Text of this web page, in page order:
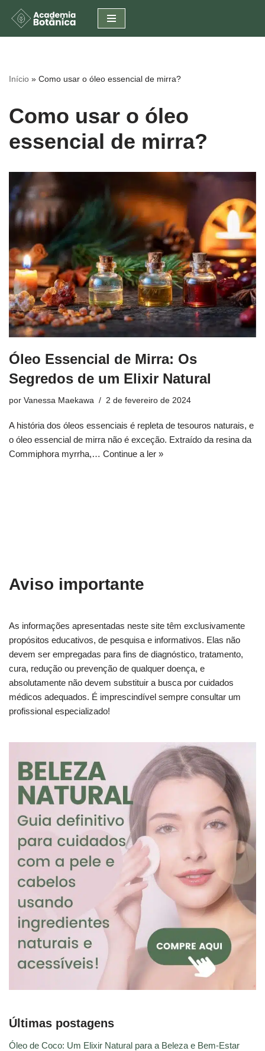
Pular
conteúdo
Início » Como usar o óleo essencial de mirra?
Como usar o óleo
essencial de mirra?
Óleo Essencial de Mirra: Os
Segredos de um Elixir Natural
por Vanessa Maekawa 2 de fevereiro de 2024
A história dos óleos essenciais é repleta de tesouros naturais, e
o óleo essencial de mirra não é exceção. Extraído da resina da
Commiphora myrrha,… Continue a ler »
Aviso importante
As informações apresentadas neste site têm exclusivamente
propósitos educativos, de pesquisa e informativos. Elas não
devem ser empregadas para fins de diagnóstico, tratamento,
cura, redução ou prevenção de qualquer doença, e
absolutamente não devem substituir a busca por cuidados
médicos adequados. É imprescindível sempre consultar um
profissional especializado!
Últimas postagens
Óleo de Coco: Um Elixir Natural para a Beleza e Bem-Estar